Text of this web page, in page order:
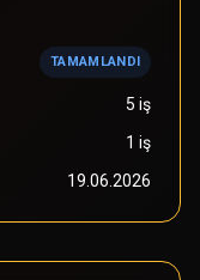
TAMAMLANDI
5 iş
1 iş
19.06.2026